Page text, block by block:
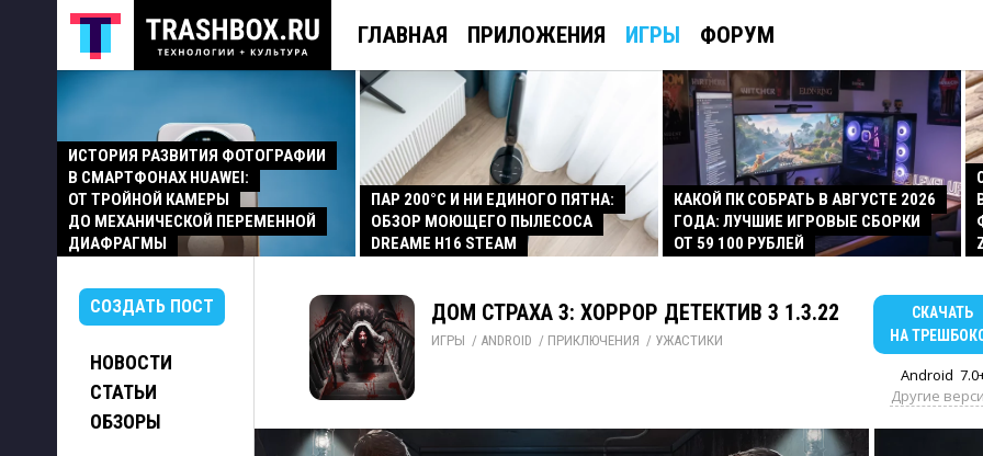
ГЛАВНАЯ ПРИЛОЖЕНИЯ ИГРЫ ФОРУМ
ИСТОРИЯ РАЗВИТИЯ ФОТОГРАФИИ
В СМАРТФОНАХ HUAWEI:
ОТ ТРОЙНОЙ КАМЕРЫ
ДО МЕХАНИЧЕСКОЙ ПЕРЕМЕННОЙ
ДИАФРАГМЫ
ПАР 200°C И НИ ЕДИНОГО ПЯТНА:
ОБЗОР МОЮЩЕГО ПЫЛЕСОСА
DREAME H16 STEAM
КАКОЙ ПК СОБРАТЬ В АВГУСТЕ 2026
ГОДА: ЛУЧШИЕ ИГРОВЫЕ СБОРКИ
ОТ 59 100 РУБЛЕЙ
СОЗДАТЬ ПОСТ
НОВОСТИ
СТАТЬИ
ОБЗОРЫ
ДОМ СТРАХА 3: ХОРРОР ДЕТЕКТИВ 3 1.3.22
ИГРЫ / ANDROID / ПРИКЛЮЧЕНИЯ / УЖАСТИКИ
СКАЧАТЬ
НА
Android
Другие